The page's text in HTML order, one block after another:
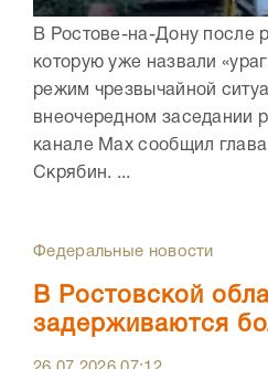
В Ростове-на-Дону после
которую уже назвали
режим чрезвычайной
внеочередном заседании
канале Max сообщил
Скрябин. ...
Федеральные новости
В Ростовской
задерживаются